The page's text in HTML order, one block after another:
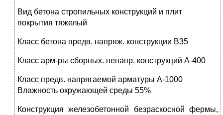
Вид бетона стропильных конструкций и плит
покрытия тяжелый
Класс бетона предв. напряж. конструкции В35
Класс арм-ры сборных. ненапр. конструкций А-400
Класс предв. напрягаемой арматуры А-1000
Влажность окружающей среды 55%
Конструкция железобетонной безраскосной фермы,